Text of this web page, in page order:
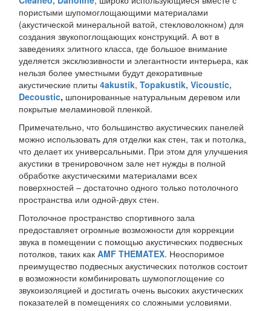
пористыми шупомоглощающими материалами
(акустической минеральной ватой, стекловолокном) для
создания звукопоглощающих конструкций. А вот в
заведениях элитного класса, где большое внимание
уделяется эксклюзивности и элегантности интерьера, как
нельзя более уместными будут декоративные
акустические плиты 4akustik, Topakustik, Vicoustic,
Decoustic, шпонированные натуральным деревом или
покрытые меламиновой пленкой.
Примечательно, что большинство акустических панелей
можно использовать для отделки как стен, так и потолка,
что делает их универсальными. При этом для улучшения
акустики в тренировочном зале нет нужды в полной
обработке акустическими материалами всех
поверхностей – достаточно одного только потолочного
пространства или одной-двух стен.
Потолочное пространство спортивного зала
предоставляет огромные возможности для коррекции
звука в помещении с помощью акустических подвесных
потолков, таких как AMF THEMATEX. Неоспоримое
преимущество подвесных акустических потолков состоит
в возможности комбинировать шумопоглощение со
звукоизоляцией и достигать очень высоких акустических
показателей в помещениях со сложными условиями.